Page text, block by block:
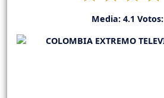
Media: 4.1 Votos: